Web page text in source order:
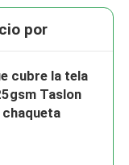
por
cubre la tela
Taslon
chaqueta